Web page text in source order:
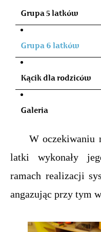
Grupa 5 latków
Grupa 6 latków
Kącik dla rodziców
Galeria
W oczekiwaniu
latki wykonały
ramach realizacji
angazując przy tym